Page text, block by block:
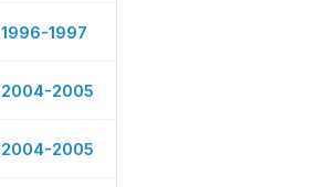
1996-1997
2004-2005
2004-2005